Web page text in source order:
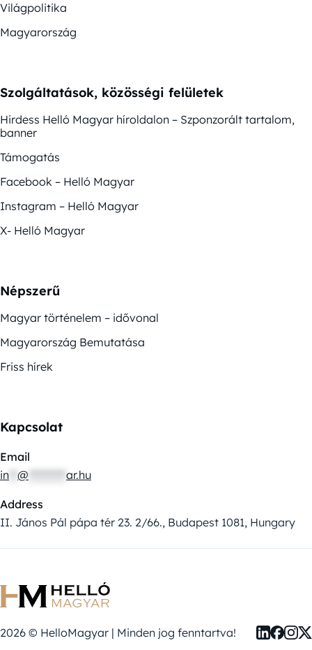
Világpolitika
Magyarország
Szolgáltatások, közösségi felületek
Hirdess Helló Magyar híroldalon – Szponzorált tartalom,
banner
Támogatás
Facebook – Helló Magyar
Instagram – Helló Magyar
X- Helló Magyar
Népszerű
Magyar történelem – idővonal
Magyarország Bemutatása
Friss hírek
Kapcsolat
Email
in @ ar.hu
Address
II. János Pál pápa tér 23. 2/66., Budapest 1081, Hungary
2026 © HelloMagyar | Minden jog fenntartva!